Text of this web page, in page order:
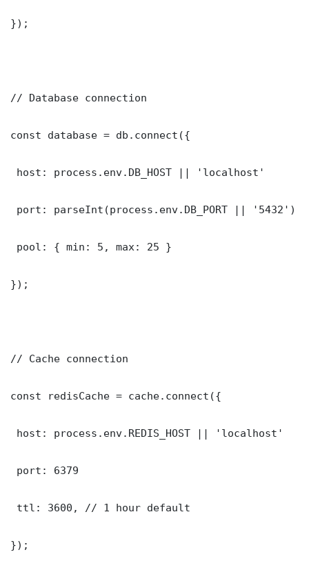
});
// Database connection
const database = db.connect({
host: process.env.DB_HOST || 'localhost'
port: parseInt(process.env.DB_PORT || '5432')
pool: { min: 5, max: 25 }
});
// Cache connection
const redisCache = cache.connect({
host: process.env.REDIS_HOST || 'localhost'
port: 6379
ttl: 3600, // 1 hour default
});